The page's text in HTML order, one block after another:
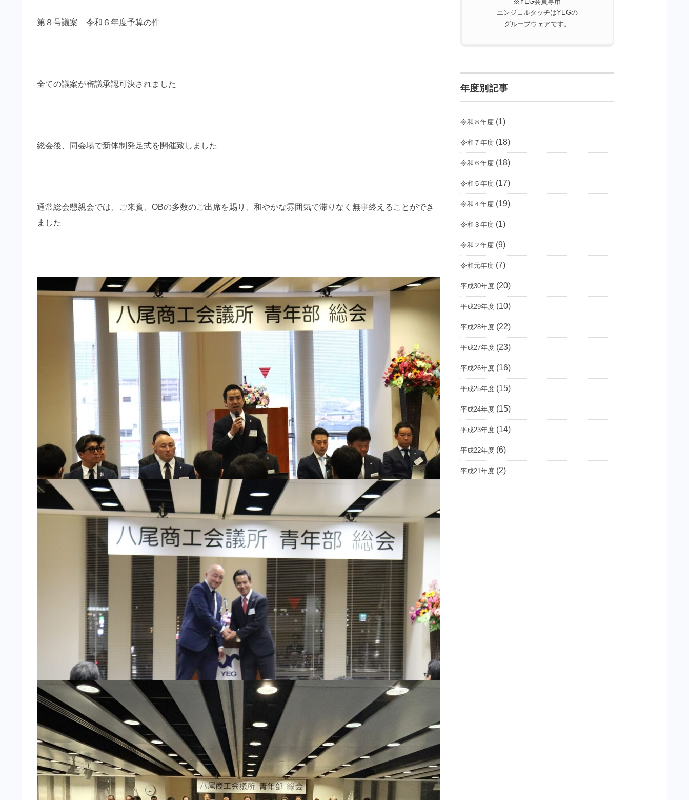
第８号議案 令和６年度予算の件
全ての議案が審議承認可決されました
総会後、同会場で新体制発足式を開催致しました
通常総会懇親会では、ご来賓、OBの多数のご出席を賜り、和やかな雰囲気で滞りなく無事終えることができ
ました
※YEG会員専用
エンジェルタッチはYEGの
グループウェアです。
年度別記事
令和８年度(1)
令和７年度(18)
令和６年度(18)
令和５年度(17)
令和４年度(19)
令和３年度(1)
令和２年度(9)
令和元年度(7)
平成30年度(20)
平成29年度(10)
平成28年度(22)
平成27年度(23)
平成26年度(16)
平成25年度(15)
平成24年度(15)
平成23年度(14)
平成22年度(6)
平成21年度(2)